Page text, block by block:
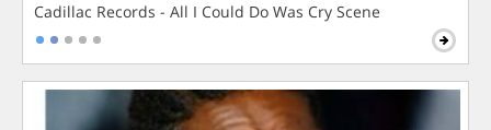
Cadillac Records - All I Could Do Was Cry Scene